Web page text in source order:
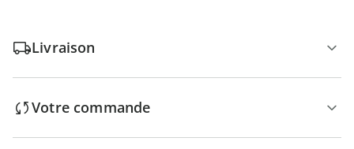
Livraison
Votre commande